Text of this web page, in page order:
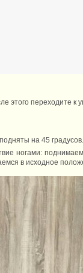
этого переходите к
на 45
ногами:
в исходное